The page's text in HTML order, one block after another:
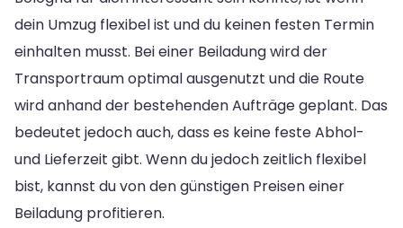
dein Umzug flexibel ist und du keinen festen Termin
einhalten musst. Bei einer Beiladung wird der
Transportraum optimal ausgenutzt und die Route
wird anhand der bestehenden Aufträge geplant. Das
bedeutet jedoch auch, dass es keine feste Abhol-
und Lieferzeit gibt. Wenn du jedoch zeitlich flexibel
bist, kannst du von den günstigen Preisen einer
Beiladung profitieren.